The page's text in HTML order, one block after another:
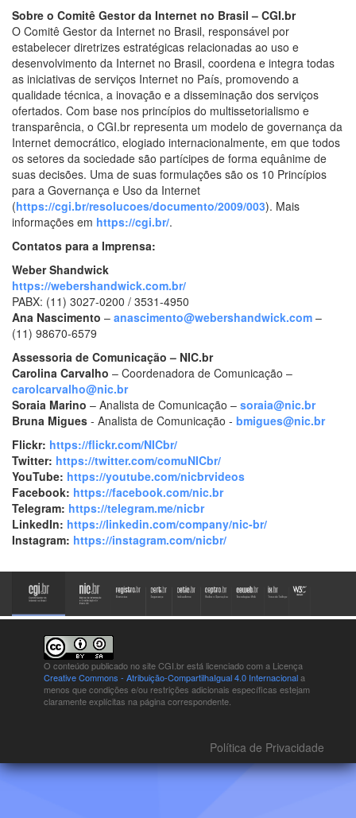
Sobre o Comitê Gestor da Internet no Brasil – CGI.br
O Comitê Gestor da Internet no Brasil, responsável por
estabelecer diretrizes estratégicas relacionadas ao uso e
desenvolvimento da Internet no Brasil, coordena e integra todas
as iniciativas de serviços Internet no País, promovendo a
qualidade técnica, a inovação e a disseminação dos serviços
ofertados. Com base nos princípios do multissetorialismo e
transparência, o CGI.br representa um modelo de governança da
Internet democrático, elogiado internacionalmente, em que todos
os setores da sociedade são partícipes de forma equânime de
suas decisões. Uma de suas formulações são os 10 Princípios
para a Governança e Uso da Internet
(https://cgi.br/resolucoes/documento/2009/003). Mais
informações em https://cgi.br/.
Contatos para a Imprensa:
Weber Shandwick
https://webershandwick.com.br/
PABX: (11) 3027-0200 / 3531-4950
Ana Nascimento – anascimento@webershandwick.com –
(11) 98670-6579
Assessoria de Comunicação – NIC.br
Carolina Carvalho – Coordenadora de Comunicação –
carolcarvalho@nic.br
Soraia Marino – Analista de Comunicação – soraia@nic.br
Bruna Migues - Analista de Comunicação - bmigues@nic.br
Flickr: https://flickr.com/NICbr/
Twitter: https://twitter.com/comuNICbr/
YouTube: https://youtube.com/nicbrvideos
Facebook: https://facebook.com/nic.br
Telegram: https://telegram.me/nicbr
LinkedIn: https://linkedin.com/company/nic-br/
Instagram: https://instagram.com/nicbr/
O conteúdo publicado no site CGI.br está licenciado com a Licença
Creative Commons - Atribuição-CompartilhaIgual 4.0 Internacionala
menos que condições e/ou restrições adicionais específicas estejam
claramente explícitas na página correspondente.
Política de Privacidade